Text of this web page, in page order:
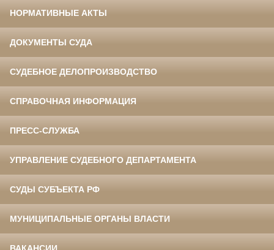
НОРМАТИВНЫЕ АКТЫ
ДОКУМЕНТЫ СУДА
СУДЕБНОЕ ДЕЛОПРОИЗВОДСТВО
СПРАВОЧНАЯ ИНФОРМАЦИЯ
ПРЕСС-СЛУЖБА
УПРАВЛЕНИЕ СУДЕБНОГО ДЕПАРТАМЕНТА
СУДЫ СУБЪЕКТА РФ
МУНИЦИПАЛЬНЫЕ ОРГАНЫ ВЛАСТИ